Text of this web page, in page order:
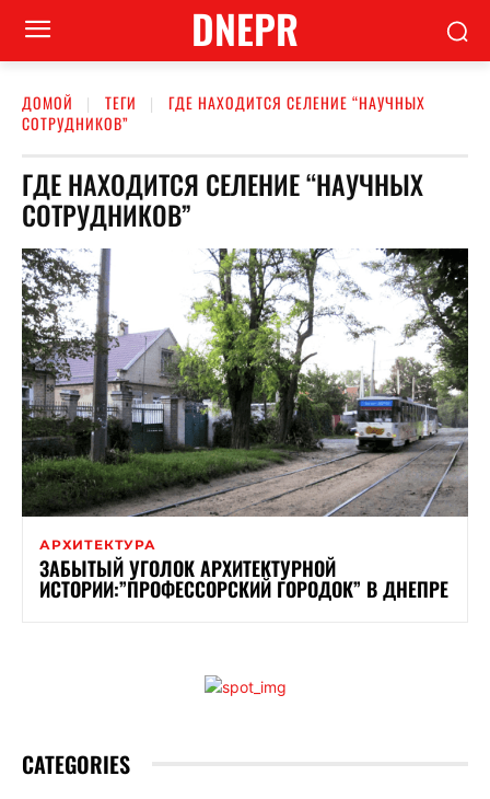
DNEPR
ДОМОЙ ТЕГИ
ГДЕ НАХОДИТСЯ СЕЛЕНИЕ “НАУЧНЫХ
СОТРУДНИКОВ”
ГДЕ НАХОДИТСЯ СЕЛЕНИЕ “НАУЧНЫХ
СОТРУДНИКОВ”
АРХИТЕКТУРА
ЗАБЫТЫЙ УГОЛОК АРХИТЕКТУРНОЙ
ИСТОРИИ:”ПРОФЕССОРСКИЙ ГОРОДОК” В ДНЕПРЕ
CATEGORIES